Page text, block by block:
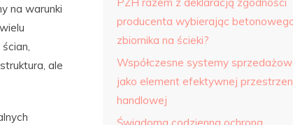
na warunki
ale
producenta wybierając
zbiornika na ścieki?
Współczesne systemy
jako element efektywnej
handlowej